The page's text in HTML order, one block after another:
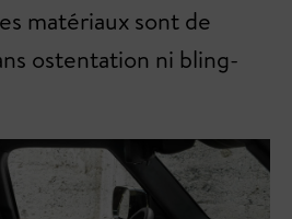
matériaux sont de
ostentation ni bling-